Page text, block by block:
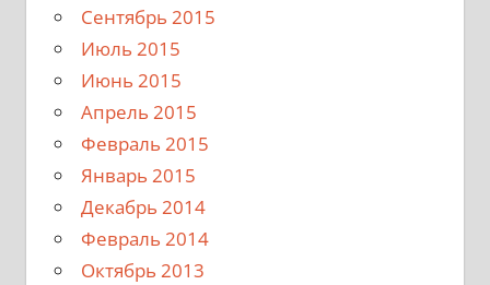
Сентябрь 2015
Июль 2015
Июнь 2015
Апрель 2015
Февраль 2015
Январь 2015
Декабрь 2014
Февраль 2014
Октябрь 2013